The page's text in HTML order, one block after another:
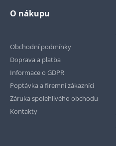
O nákupu
Obchodní podmínky
Doprava a platba
Informace o GDPR
Poptávka a firemní zákazníci
Záruka spolehlivého obchodu
Kontakty